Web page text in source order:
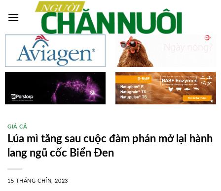
GIÁ CẢ
Lúa mì tăng sau cuộc đàm phán mở lại hành
lang ngũ cốc Biển Đen
15 THÁNG CHÍN, 2023